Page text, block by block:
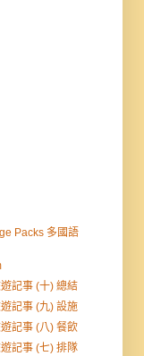
Packs 多國語
記事 (十) 總結
記事 (九) 設施
記事 (八) 餐飲
記事 (七) 排隊